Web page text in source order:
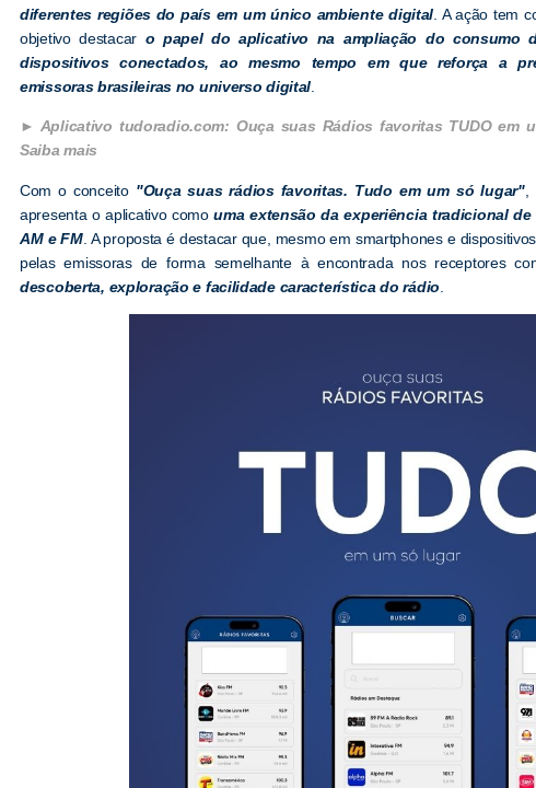
diferentes regiões do país em um único ambiente digital . A ação tem
objetivo destacar o papel do aplicativo na ampliação do consumo
dispositivos conectados, ao mesmo tempo em que reforça a
emissoras brasileiras no universo digital
Aplicativo tudoradio.com: Ouça suas Rádios favoritas TUDO em
Saiba mais
Com o conceito "Ouça suas rádios favoritas. Tudo em um só lugar",
apresenta o aplicativo comouma extensão da experiência tradicional
AM e FM. A proposta é destacar que, mesmo em smartphones e
pelas emissoras de forma semelhante à encontrada nos receptores
descoberta, exploração e facilidade característica do rádio